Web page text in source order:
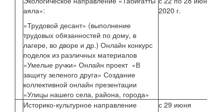
аяла»:
«Трудовой десант» (выполнение
трудовых обязанностей по дому, в
лагере, во дворе и др.) Онлайн конкурс
поделок из различных материалов
«Умелые ручки» Онлайн проект «В
защиту зеленого друга» Создание
коллективной онлайн презентации
«Улицы нашего села, района, города»
2020 г.
Историко-культурное направление
с 29 июня